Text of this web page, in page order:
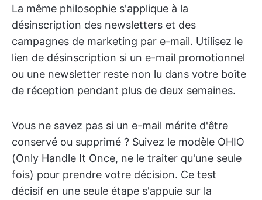
La même philosophie s'applique à la
désinscription des newsletters et des
campagnes de marketing par e-mail. Utilisez le
lien de désinscription si un e-mail promotionnel
ou une newsletter reste non lu dans votre boîte
de réception pendant plus de deux semaines.
Vous ne savez pas si un e-mail mérite d'être
conservé ou supprimé ? Suivez le modèle OHIO
(Only Handle It Once, ne le traiter qu'une seule
fois) pour prendre votre décision. Ce test
décisif en une seule étape s'appuie sur la